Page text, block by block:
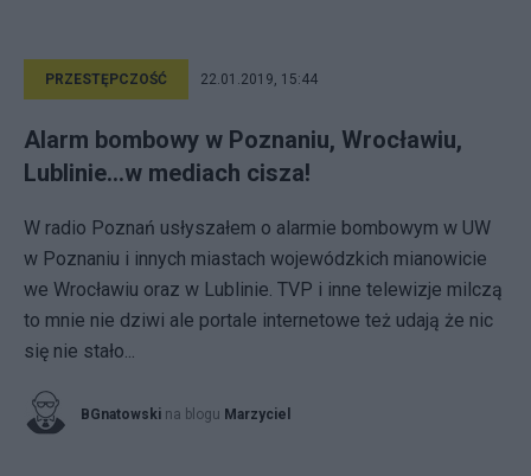
PRZESTĘPCZOŚĆ 22.01.2019, 15:44
Alarm bombowy w Poznaniu, Wrocławiu,
Lublinie...w mediach cisza!
W radio Poznań usłyszałem o alarmie bombowym w UW
w Poznaniu i innych miastach wojewódzkich mianowicie
we Wrocławiu oraz w Lublinie. TVP i inne telewizje milczą
to mnie nie dziwi ale portale internetowe też udają że nic
się nie stało...
BGnatowski na blogu Marzyciel